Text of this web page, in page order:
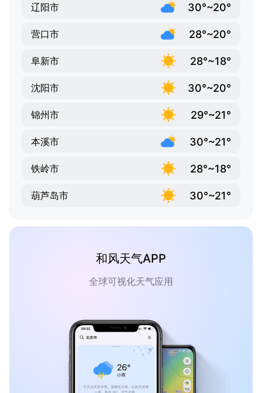
辽阳市 30°~20°
营口市 28°~20°
阜新市 28°~18°
沈阳市 30°~20°
锦州市 29°~21°
本溪市 30°~21°
铁岭市 28°~18°
葫芦岛市 30°~21°
和风天气APP
全球可视化天气应用